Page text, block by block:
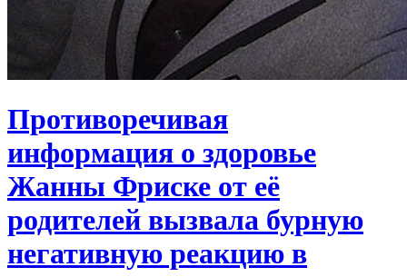
Противоречивая
информация о здоровье
Жанны Фриске от её
родителей вызвала бурную
негативную реакцию в